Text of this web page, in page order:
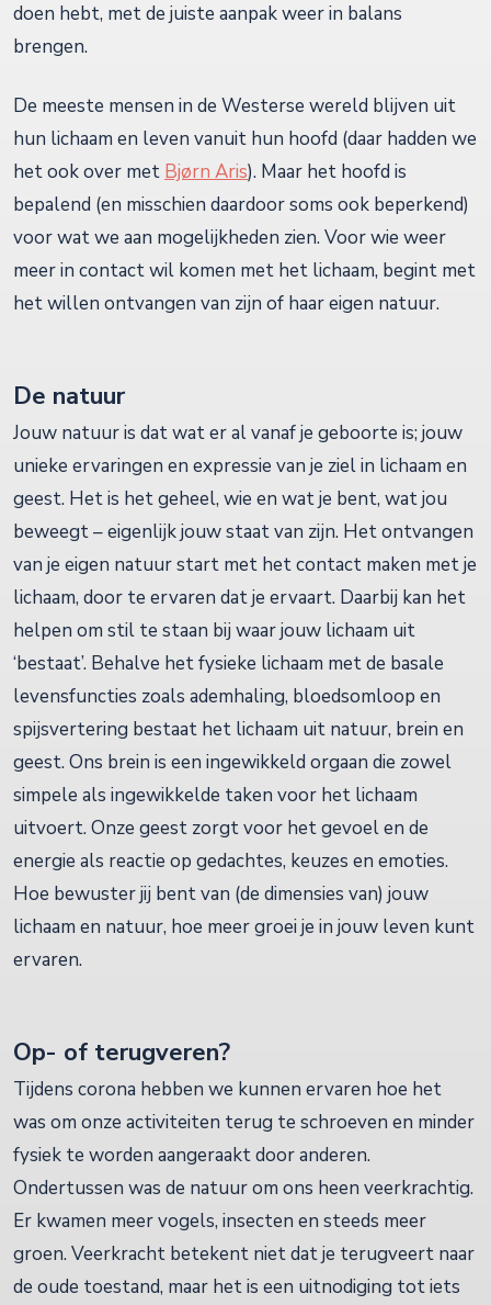
doen hebt, met de juiste aanpak weer in balans
brengen.
De meeste mensen in de Westerse wereld blijven uit
hun lichaam en leven vanuit hun hoofd (daar hadden we
het ook over met Bjørn Aris). Maar het hoofd is
bepalend (en misschien daardoor soms ook beperkend)
voor wat we aan mogelijkheden zien. Voor wie weer
meer in contact wil komen met het lichaam, begint met
het willen ontvangen van zijn of haar eigen natuur.
De natuur
Jouw natuur is dat wat er al vanaf je geboorte is; jouw
unieke ervaringen en expressie van je ziel in lichaam en
geest. Het is het geheel, wie en wat je bent, wat jou
beweegt – eigenlijk jouw staat van zijn. Het ontvangen
van je eigen natuur start met het contact maken met je
lichaam, door te ervaren dat je ervaart. Daarbij kan het
helpen om stil te staan bij waar jouw lichaam uit
‘bestaat’. Behalve het fysieke lichaam met de basale
levensfuncties zoals ademhaling, bloedsomloop en
spijsvertering bestaat het lichaam uit natuur, brein en
geest. Ons brein is een ingewikkeld orgaan die zowel
simpele als ingewikkelde taken voor het lichaam
uitvoert. Onze geest zorgt voor het gevoel en de
energie als reactie op gedachtes, keuzes en emoties.
Hoe bewuster jij bent van (de dimensies van) jouw
lichaam en natuur, hoe meer groei je in jouw leven kunt
ervaren.
Op- of terugveren?
Tijdens corona hebben we kunnen ervaren hoe het
was om onze activiteiten terug te schroeven en minder
fysiek te worden aangeraakt door anderen.
Ondertussen was de natuur om ons heen veerkrachtig.
Er kwamen meer vogels, insecten en steeds meer
groen. Veerkracht betekent niet dat je terugveert naar
de oude toestand, maar het is een uitnodiging tot iets